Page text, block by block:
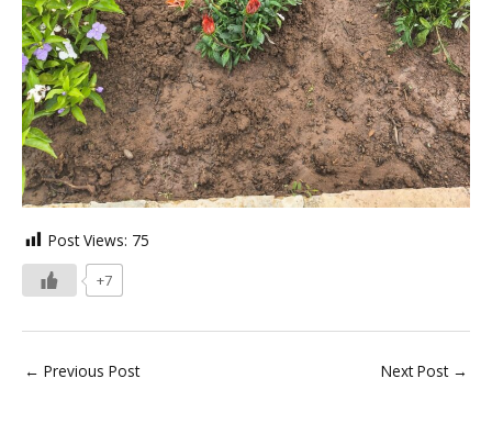
Post Views: 75
+7
← Previous Post Next Post →